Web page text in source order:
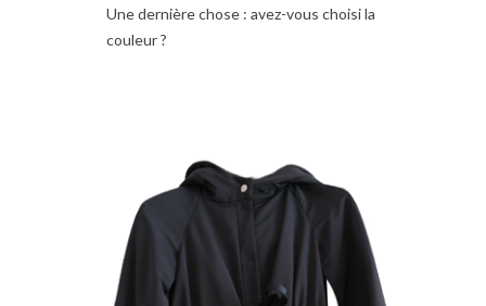
Une dernière chose : avez-vous choisi la
couleur ?